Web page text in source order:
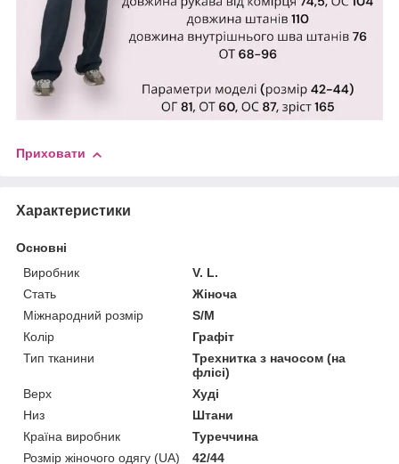
Приховати
Характеристики
Основні
Виробник
V. L.
Стать
Жіноча
Міжнародний розмір
S/M
Колір
Графіт
Тип тканини
Трехнитка з начосом (на
флісі)
Верх
Худі
Низ
Штани
Країна виробник
Туреччина
Розмір жіночого одягу (UA)
42/44